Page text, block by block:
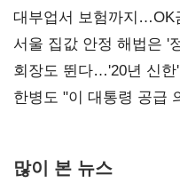
대부업서 보험까지…OK
맞춘다
서울 집값 안정 해법은 '
해소도 과제
회장도 뛴다…'20년 신
정면승부
한병도 "이 대통령 공급
많이 본 뉴스